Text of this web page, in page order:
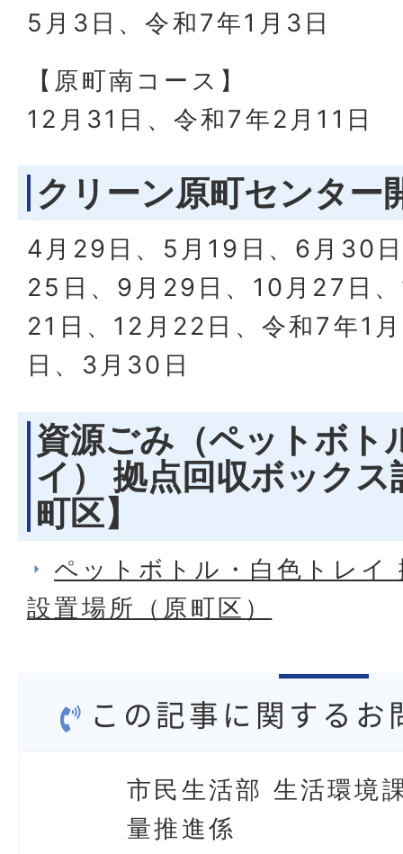
5月3日、令和7年1月3日
【原町南コース】
12月31日、令和7年2月11日
クリーン原町センター
4月29日、5月19日、6月30
25日、9月29日、10月27日
21日、12月22日、令和7年1
日、3月30日
資源ごみ（ペットボト
イ） 拠点回収ボックス
町区】
ペットボトル・白色トレイ
設置場所（原町区）
この記事に関するお
市民生活部 生活環境
量推進係